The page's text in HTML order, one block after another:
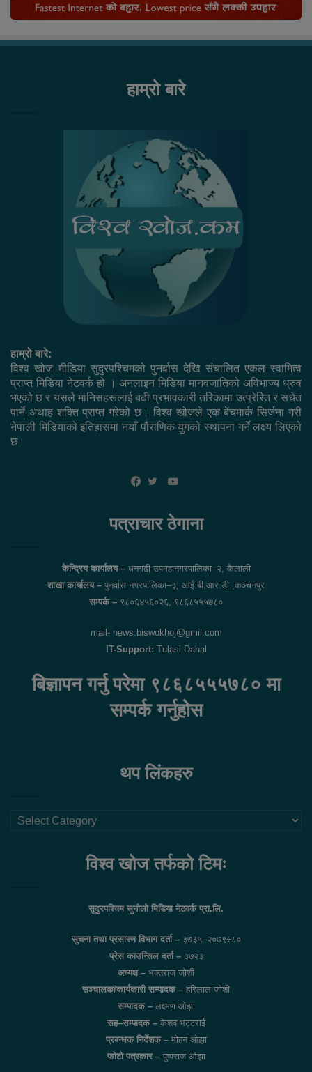
हाम्रो बारे
हाम्रो बारे:
विश्व खोज मीडिया सुदुरपश्चिमको पुनर्वास देखि संचालित एकल स्वामित्व
प्राप्त मिडिया नेटवर्क हो । अनलाइन मिडिया मानवजातिको अविभाज्य ध्रुव
भएको छ र यसले मानिसहरूलाई बढी प्रभावकारी तरिकामा उत्प्रेरित र सचेत
पार्ने अथाह शक्ति प्राप्त गरेको छ। विश्व खोजले एक बेंचमार्क सिर्जना गरी
नेपाली मिडियाको इतिहासमा नयाँ पौराणिक युगको स्थापना गर्ने लक्ष्य लिएको
छ।
YouTube
पत्राचार ठेगाना
केन्द्रिय कार्यालय –धनगढी उपमहानगरपालिका–२, कैलाली
शाखा कार्यालय – पुनर्वास नगरपालिका–३, आई.बी.आर.डी.,कञ्चनपुर
सम्पर्क – ९८०६४५६०२६, ९८६८५५५७८०
mail- news.biswokhoj@gmil.com
IT-Support: Tulasi Dahal
बिज्ञापन गर्नु परेमा ९८६८५५५७८० मा
सम्पर्क गर्नुहोस
थप लिंकहरु
थप
विश्व खोज तर्फको टिमः
सुदुरपश्चिम सुनौलो मिडिया नेटवर्क प्रा.लि.
सुचना तथा प्रसारण विभाग दर्ता – ३७३५–२०७९÷८०
प्रेस काउन्सिल दर्ता – ३७२३
अध्यक्ष – भक्तराज जोशी
सञ्चालक/कार्यकारी सम्पादक – हरिलाल जोशी
सम्पादक –लक्ष्मण ओझा
सह–सम्पादक –केशव भट्टराई
प्रबन्धक निर्देशक –मोहन ओझा
फोटो पत्रकार –पुष्पराज ओझा